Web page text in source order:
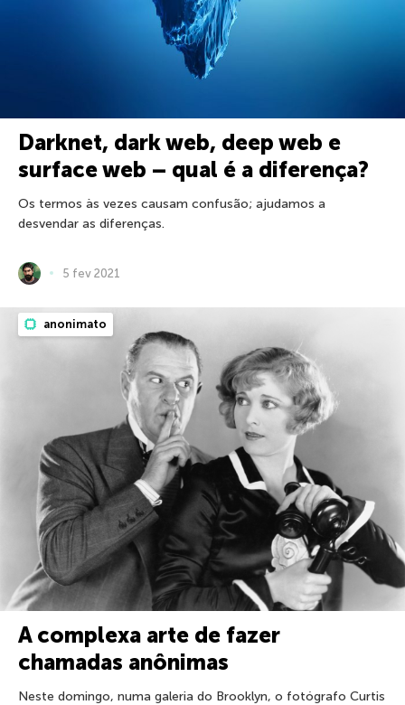
Darknet, dark web, deep web e
surface web – qual é a diferença?
Os termos às vezes causam confusão; ajudamos a
desvendar as diferenças.
5 fev 2021
anonimato
A complexa arte de fazer
chamadas anônimas
Neste domingo, numa galeria do Brooklyn, o fotógrafo Curtis